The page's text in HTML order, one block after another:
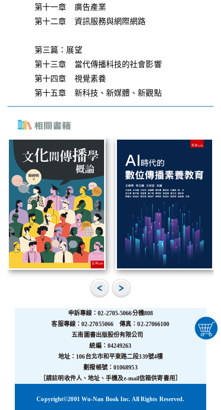
第十一章 廣告產業
第十二章 資訊服務與網際網路
第三篇：展望
第十三章 當代傳播科技的社會影響
第十四章 視覺素養
第十五章 新科技、新媒體、新觀點
申訴專線：02-2705-5066分機808
客服專線：02-27055066 傳真：02-27066100
五南圖書出版股份有限公司
統編：04249263
地址：106台北市和平東路二段339號4樓
劃撥帳號：01068953
［請註明收件人、地址、手機及e-mail信箱供寄書用］
Copyright©2001 Wu-Nan Book Inc. All Rights Reserved.